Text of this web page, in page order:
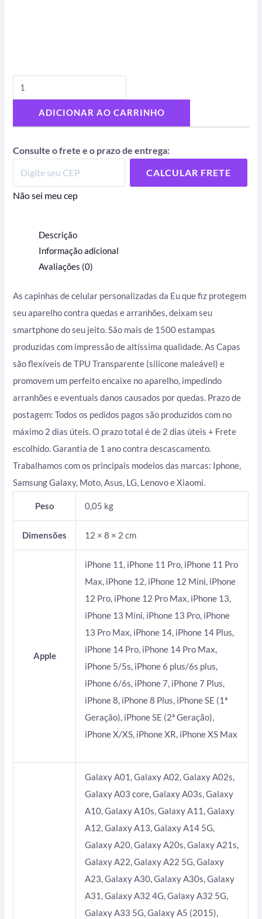
ADICIONAR AO CARRINHO
Consulte o frete e o prazo de entrega:
CALCULAR FRETE
Não sei meu cep
Descrição
Informação adicional
Avaliações (0)
As capinhas de celular personalizadas da Eu que fiz protegem
seu aparelho contra quedas e arranhões, deixam seu
smartphone do seu jeito. São mais de 1500 estampas
produzidas com impressão de altíssima qualidade. As Capas
são flexíveis de TPU Transparente (silicone maleável) e
promovem um perfeito encaixe no aparelho, impedindo
arranhões e eventuais danos causados por quedas. Prazo de
postagem: Todos os pedidos pagos são produzidos com no
máximo 2 dias úteis. O prazo total é de 2 dias úteis + Frete
escolhido. Garantia de 1 ano contra descascamento.
Trabalhamos com os principais modelos das marcas: Iphone,
Samsung Galaxy, Moto, Asus, LG, Lenovo e Xiaomi.
Peso 0,05 kg
Dimensões 12 × 8 × 2 cm
Apple
iPhone 11, iPhone 11 Pro, iPhone 11 Pro
Max, iPhone 12, iPhone 12 Mini, iPhone
12 Pro, iPhone 12 Pro Max, iPhone 13,
iPhone 13 Mini, iPhone 13 Pro, iPhone
13 Pro Max, iPhone 14, iPhone 14 Plus,
iPhone 14 Pro, iPhone 14 Pro Max,
iPhone 5/5s, iPhone 6 plus/6s plus,
iPhone 6/6s, iPhone 7, iPhone 7 Plus,
iPhone 8, iPhone 8 Plus, iPhone SE (1ª
Geração), iPhone SE (2ª Geração),
iPhone X/XS, iPhone XR, iPhone XS Max
Galaxy A01, Galaxy A02, Galaxy A02s,
Galaxy A03 core, Galaxy A03s, Galaxy
A10, Galaxy A10s, Galaxy A11, Galaxy
A12, Galaxy A13, Galaxy A14 5G,
Galaxy A20, Galaxy A20s, Galaxy A21s,
Galaxy A22, Galaxy A22 5G, Galaxy
A23, Galaxy A30, Galaxy A30s, Galaxy
A31, Galaxy A32 4G, Galaxy A32 5G,
Galaxy A33 5G, Galaxy A5 (2015),